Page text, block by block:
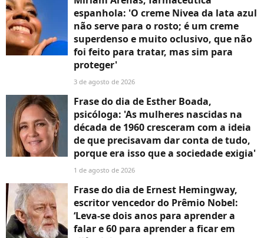
espanhola: 'O creme Nivea da lata azul
não serve para o rosto; é um creme
superdenso e muito oclusivo, que não
foi feito para tratar, mas sim para
proteger'
3 de agosto de 2026
Frase do dia de Esther Boada,
psicóloga: 'As mulheres nascidas na
década de 1960 cresceram com a ideia
de que precisavam dar conta de tudo,
porque era isso que a sociedade exigia'
1 de agosto de 2026
Frase do dia de Ernest Hemingway,
escritor vencedor do Prêmio Nobel:
‘Leva-se dois anos para aprender a
falar e 60 para aprender a ficar em